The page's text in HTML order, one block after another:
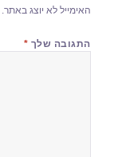
האימייל לא יוצג באתר.
התגובה שלך *